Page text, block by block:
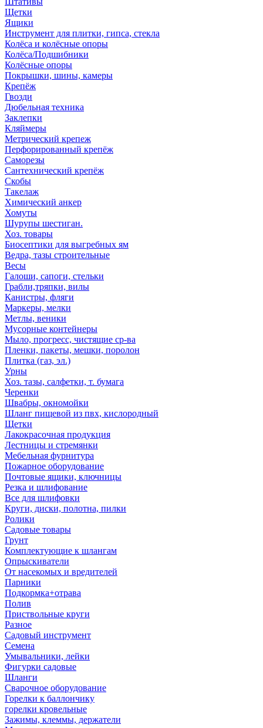
Щетки
Ящики
Инструмент для плитки, гипса, стекла
Колёса и колёсные опоры
Колёса/Подшибники
Колёсные опоры
Покрышки, шины, камеры
Крепёж
Гвозди
Дюбельная техника
Заклепки
Кляймеры
Метрический крепеж
Перфорированный крепёж
Саморезы
Сантехнический крепёж
Скобы
Такелаж
Химический анкер
Хомуты
Шурупы шестиган.
Хоз. товары
Биосептики для выгребных ям
Ведра, тазы строительные
Весы
Галоши, сапоги, стельки
Грабли,тряпки, вилы
Канистры, фляги
Маркеры, мелки
Метлы, веники
Мусорные контейнеры
Мыло, прогресс, чистящие ср-ва
Пленки, пакеты, мешки, поролон
Плитка (газ, эл.)
Урны
Хоз. тазы, салфетки, т. бумага
Черенки
Швабры, окномойки
Шланг пищевой из пвх, кислородный
Щетки
Лакокрасочная продукция
Лестницы и стремянки
Мебельная фурнитура
Пожарное оборудование
Почтовые ящики, ключницы
Резка и шлифование
Все для шлифовки
Круги, диски, полотна, пилки
Ролики
Садовые товары
Грунт
Комплектующие к шлангам
Опрыскиватели
От насекомых и вредителей
Парники
Подкормка+отрава
Полив
Приствольные круги
Разное
Садовый инструмент
Семена
Умывальники, лейки
Фигурки садовые
Шланги
Сварочное оборудование
Горелки к баллончику
горелки кровельные
Зажимы, клеммы, держатели